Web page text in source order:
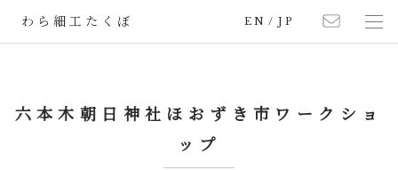
わら細工たくぼ EN / JP
六本木朝日神社ほおずき市ワークショ
ップ